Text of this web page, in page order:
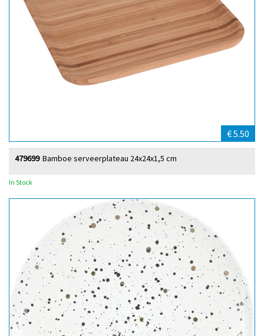
€ 5.50
Bamboe serveerplateau 24x24x1,5 cm
479699
In Stock